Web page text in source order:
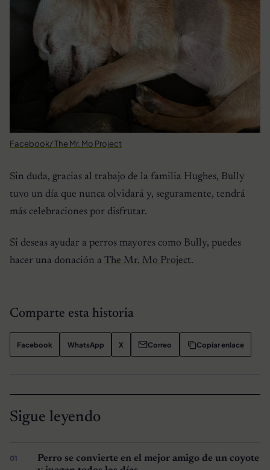
Facebook/ The Mr. Mo Project
Sin duda, gracias al trabajo de la familia Hughes, Bully
tuvo un día que nunca olvidará y, seguramente, tendrá
más celebraciones por disfrutar.
Si deseas ayudar a perros mayores como Bully, puedes
hacer una donación a The Mr. Mo Project.
Comparte esta historia
Facebook WhatsApp X Correo Copiar enlace
Sigue leyendo
Perro se convierte en el mejor amigo de un coyote